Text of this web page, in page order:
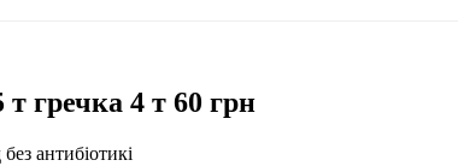
гречка 4 т 60 грн
антибіотикі